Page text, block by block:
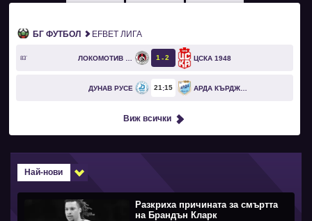
БГ ФУТБОЛ EFBET ЛИГА
83` ЛОКОМОТИВ СОФИЯ 1 2 ЦСКА 1948
ДУНАВ РУСЕ 21 15 АРДА КЪРДЖАЛИ
Виж всички
Най-нови
Разкриха причината за смъртта
на Брандън Кларк